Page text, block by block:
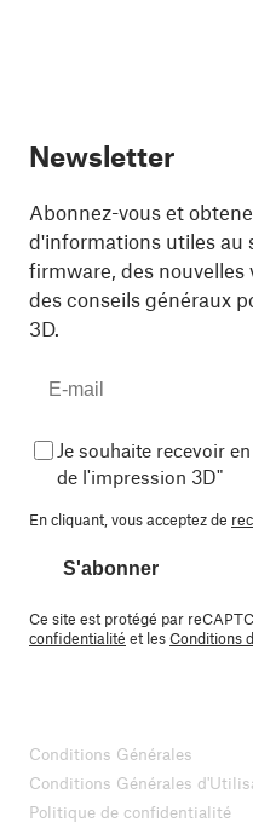
Newsletter
Abonnez-vous et
d'informations utiles au
firmware, des nouvelles
des conseils généraux
3D.
Je souhaite recevoir
de l'impression 3D"
En cliquant, vous acceptez de
S'abonner
Ce site est protégé par
confidentialité et lesConditions
Conditions Générales
Conditions Générales
Politique de confidentialité